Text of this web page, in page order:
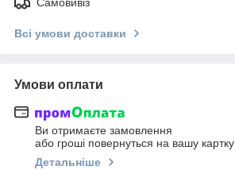
Всі умови доставки
Умови оплати
Ви отримаєте замовлення
або гроші повернуться на вашу картку
Детальніше